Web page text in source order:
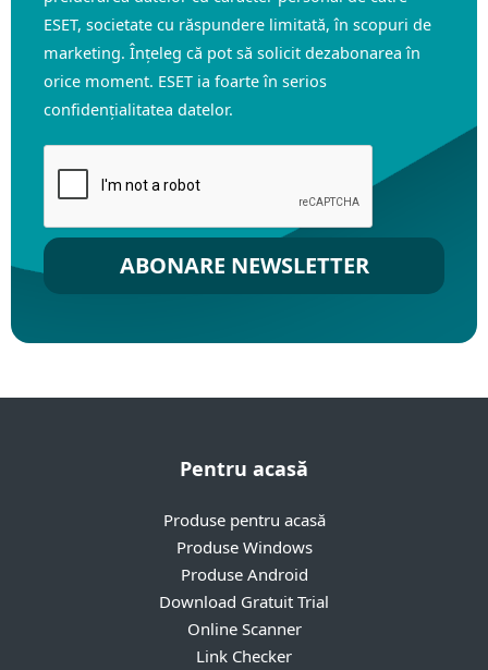
ESET, societate cu răspundere limitată, în scopuri de
marketing. Înțeleg că pot să solicit dezabonarea în
orice moment. ESET ia foarte în serios
confidențialitatea datelor.
Pentru acasă
Produse pentru acasă
Produse Windows
Produse Android
Download Gratuit Trial
Online Scanner
Link Checker